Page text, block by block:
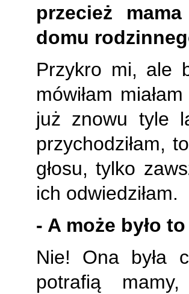
przecież
domu
Przykro mi, ale
mówiłam
już znowu tyle
przychodziłam,
głosu, tylko
ich odwiedziłam.
- A może było
Nie! Ona była
potrafią